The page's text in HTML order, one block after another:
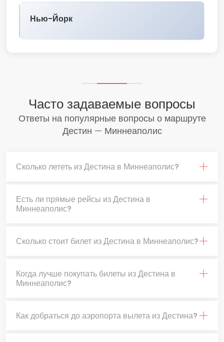
Нью-Йорк
Часто задаваемые вопросы
Ответы на популярные вопросы о маршруте
Дестин — Миннеаполис
Сколько лететь из Дестина в Миннеаполис?
Есть ли прямые рейсы из Дестина в
Миннеаполис?
Сколько стоит билет из Дестина в Миннеаполис?
Когда лучше покупать билеты из Дестина в
Миннеаполис?
Как добраться до аэропорта вылета из Дестина?